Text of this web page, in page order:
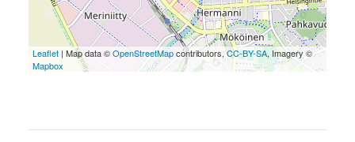
Leaflet| Map data ©OpenStreetMapcontributors,CC-BY-SA, Imagery ©
Mapbox